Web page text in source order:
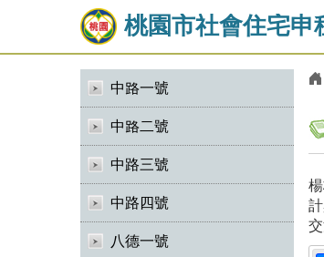
桃園市社會住宅申
中路一號
中路二號
中路三號
中路四號
八德一號